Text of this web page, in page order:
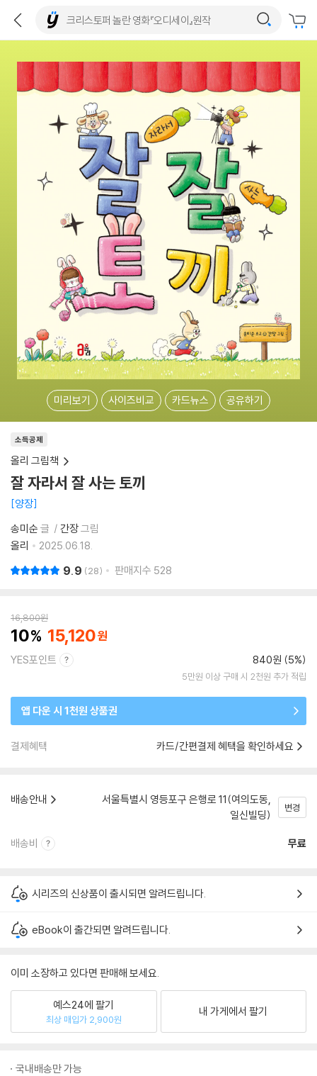
미리보기 사이즈비교 카드뉴스 공유하기
소득공제
올리 그림책
잘 자라서 잘 사는 토끼
양장
송미순 글 간장그림
올리
2025.06.18.
9.9 28 판매지수 528
16,800원
10 15,120
YES포인트 840원 (5%)
5만원 이상 구매 시 2천원 추가 적립
앱 다운 시 1천원 상품권
결제혜택 카드/간편결제 혜택을 확인하세요
배송안내
서울특별시 영등포구 은행로 11(여의도동,
일신빌딩)
변경
배송비 무료
시리즈의 신상품이 출시되면 알려드립니다.
eBook이 출간되면 알려드립니다.
이미 소장하고 있다면 판매해 보세요.
예스24에 팔기
최상 매입가 2,900원
내 가게에서 팔기
국내배송만 가능